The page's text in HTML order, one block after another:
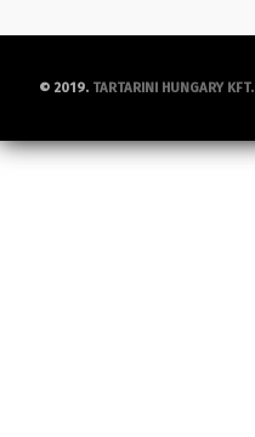
© 2019. TARTARINI HUNGARY KFT.